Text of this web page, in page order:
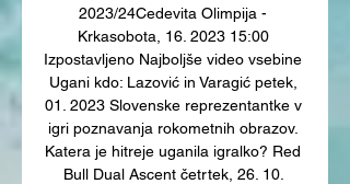
2023/24Cedevita Olimpija -
Krkasobota, 16. 2023 15:00
Izpostavljeno Najboljše video vsebine
Ugani kdo: Lazović in Varagić petek,
01. 2023 Slovenske reprezentantke v
igri poznavanja rokometnih obrazov.
Katera je hitreje uganila igralko? Red
Bull Dual Ascent četrtek, 26. 10.